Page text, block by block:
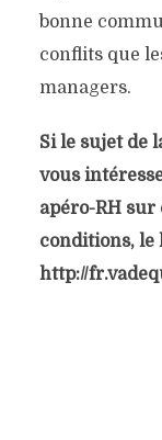
bonne
conflits que
managers.
Si le sujet de
vous
apéro-RH sur
conditions, le
http://